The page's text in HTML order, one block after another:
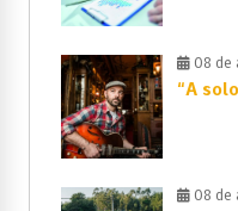
08 de
“A
08 de